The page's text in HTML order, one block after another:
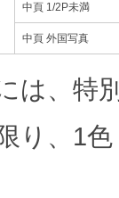
中頁 1/2P未満
中頁 外国写真
は、特
り、1